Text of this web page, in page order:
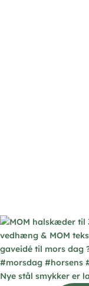
Nye stål smykker er